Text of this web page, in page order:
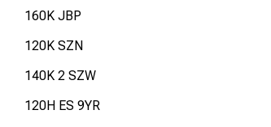
160K JBP
120K SZN
140K 2 SZW
120H ES 9YR